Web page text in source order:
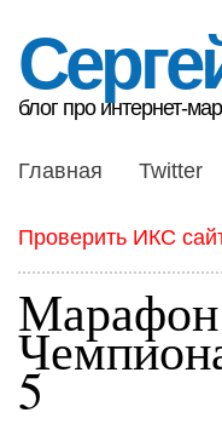
блог про интернет-
Главная Twitter
Проверить ИКС
Марафон
5